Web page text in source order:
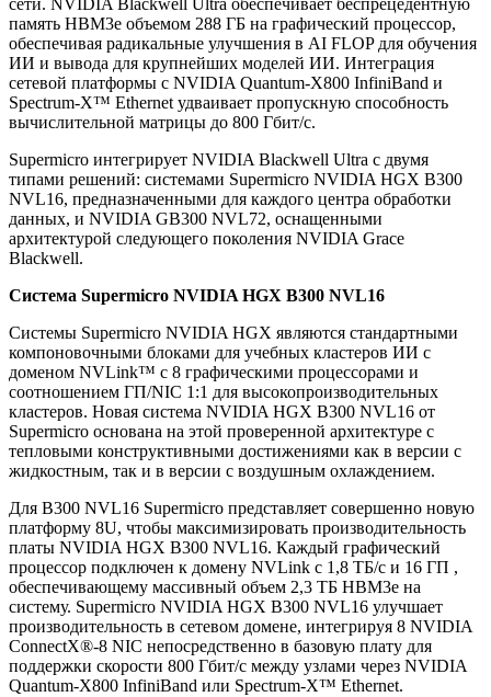
сети. NVIDIA Blackwell Ultra обеспечивает беспрецедентную
память HBM3e объемом 288 ГБ на графический процессор,
обеспечивая радикальные улучшения в AI FLOP для обучения
ИИ и вывода для крупнейших моделей ИИ. Интеграция
сетевой платформы с NVIDIA Quantum-X800 InfiniBand и
Spectrum-X™ Ethernet удваивает пропускную способность
вычислительной матрицы до 800 Гбит/с.
Supermicro интегрирует NVIDIA Blackwell Ultra с двумя
типами решений: системами Supermicro NVIDIA HGX B300
NVL16, предназначенными для каждого центра обработки
данных, и NVIDIA GB300 NVL72, оснащенными
архитектурой следующего поколения NVIDIA Grace
Blackwell.
Система Supermicro NVIDIA HGX B300 NVL16
Системы Supermicro NVIDIA HGX являются стандартными
компоновочными блоками для учебных кластеров ИИ с
доменом NVLink™ с 8 графическими процессорами и
соотношением ГП/NIC 1:1 для высокопроизводительных
кластеров. Новая система NVIDIA HGX B300 NVL16 от
Supermicro основана на этой проверенной архитектуре с
тепловыми конструктивными достижениями как в версии с
жидкостным, так и в версии с воздушным охлаждением.
Для B300 NVL16 Supermicro представляет совершенно новую
платформу 8U, чтобы максимизировать производительность
платы NVIDIA HGX B300 NVL16. Каждый графический
процессор подключен к домену NVLink с 1,8 ТБ/с и 16 ГП ,
обеспечивающему массивный объем 2,3 ТБ HBM3e на
систему. Supermicro NVIDIA HGX B300 NVL16 улучшает
производительность в сетевом домене, интегрируя 8 NVIDIA
ConnectX®-8 NIC непосредственно в базовую плату для
поддержки скорости 800 Гбит/с между узлами через NVIDIA
Quantum-X800 InfiniBand или Spectrum-X™ Ethernet.